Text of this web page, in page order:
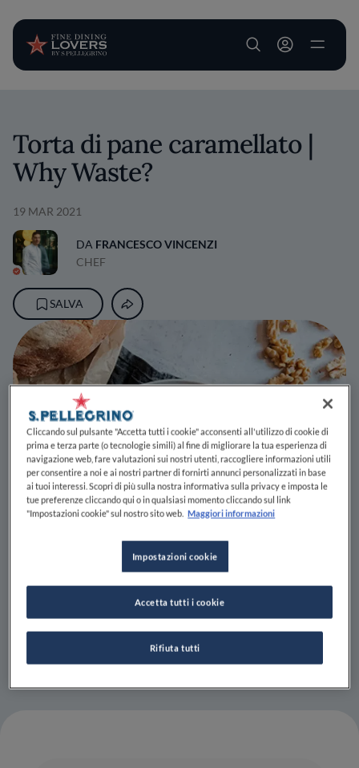
User account
Foto:Claudia Concas
Torta di pane caramellato |
Why Waste?
19 MAR 2021
DA FRANCESCO VINCENZI
CHEF
SALVA
Cliccando sul pulsante "Accetta tutti i cookie" acconsenti all'utilizzo di cookie di
prima e terza parte (o tecnologie simili) al fine di migliorare la tua esperienza di
navigazione web, fare valutazioni sui nostri utenti, raccogliere informazioni utili
per consentire a noi e ai nostri partner di fornirti annunci personalizzati in base
ai tuoi interessi. Scopri di più sulla nostra informativa sulla privacy e imposta le
tue preferenze cliccando qui o in qualsiasi momento cliccando sul link
"Impostazioni cookie" sul nostro sito web. Maggiori informazioni
Impostazioni cookie
Rifiuta tutti
Accetta tutti i cookie